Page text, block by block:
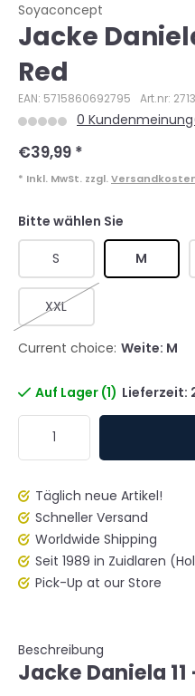
Soyaconcept
Jacke
Red
EAN: 5715860692795 Art.nr:
0
€39,99 *
* Inkl. MwSt. zzgl.
Bitte wählen Sie
S M
XXL
Current choice: Weite: M
Auf Lager (1) Lieferzeit:
Täglich neue Artikel!
Schneller Versand
Worldwide Shipping
Seit 1989 in Zuidlaren
Pick-Up at our Store
Beschreibung
Jacke Daniela